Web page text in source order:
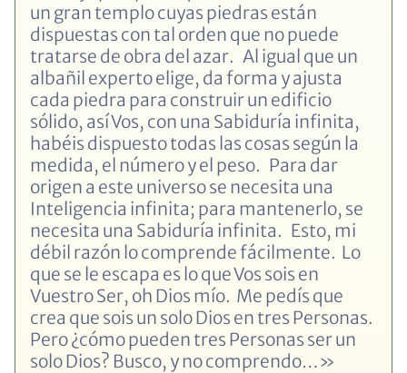
un gran templo cuyas piedras están
dispuestas con tal orden que no puede
tratarse de obra del azar. Al igual que un
albañil experto elige, da forma y ajusta
cada piedra para construir un edificio
sólido, así Vos, con una Sabiduría infinita,
habéis dispuesto todas las cosas según la
medida, el número y el peso. Para dar
origen a este universo se necesita una
Inteligencia infinita; para mantenerlo, se
necesita una Sabiduría infinita. Esto, mi
débil razón lo comprende fácilmente. Lo
que se le escapa es lo que Vos sois en
Vuestro Ser, oh Dios mío. Me pedís que
crea que sois un solo Dios en tres Personas.
Pero ¿cómo pueden tres Personas ser un
solo Dios? Busco, y no comprendo…»